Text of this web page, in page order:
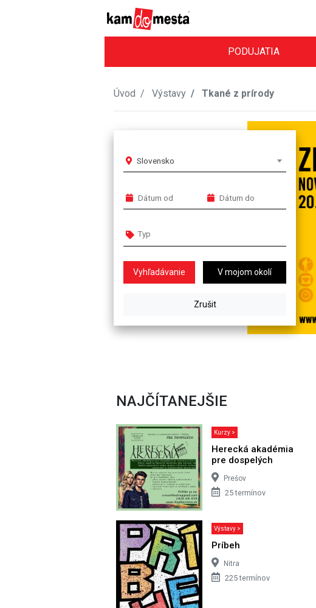
PODUJATIA
Úvod Výstavy Tkané z prírody
Slovensko
V mojom okolí
NAJČÍTANEJŠIE
Kurzy >
Herecká akadémia
pre dospelých
Prešov
25 termínov
Výstavy >
Príbeh
Nitra
225 termínov